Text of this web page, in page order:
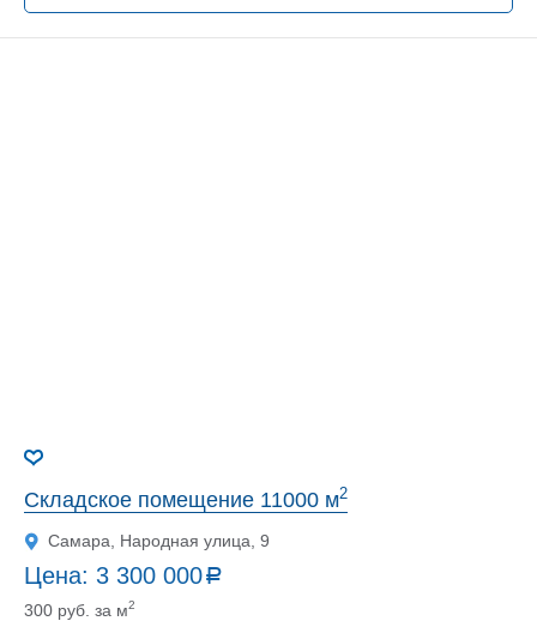
Складское помещение 11000 м2
Самара, Народная улица, 9
Цена: 3 300 000 a
руб.
300 руб. за м2